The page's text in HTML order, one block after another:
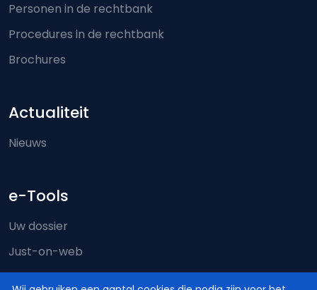
Personen in de rechtbank
Procedures in de rechtbank
Brochures
Actualiteit
Nieuws
e-Tools
Uw dossier
Just-on-web
e-Deposit